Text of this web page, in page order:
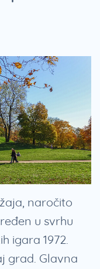
naročito
u svrhu
igara 1972.
grad. Glavna